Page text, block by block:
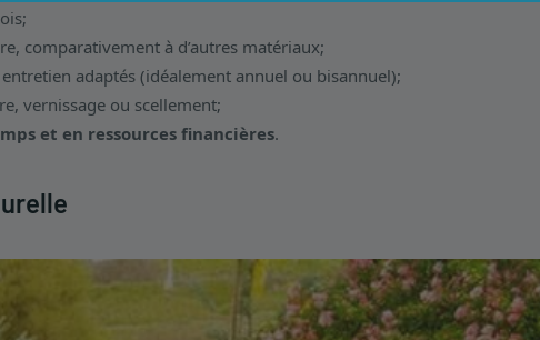
comparativement à d’autres matériaux;
adaptés (idéalement annuel ou bisannuel);
vernissage ou scellement;
et en ressources financières.